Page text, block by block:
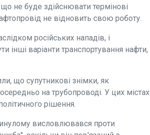
не буде здійснювати термінові
не відновить свою роботу.
російських нападів, і
інші варіанти транспортування нафти,
що супутникові знімки, як
на трубопроводі. У цих містах
рішення.
висловлювався проти